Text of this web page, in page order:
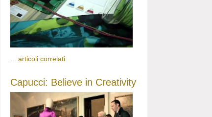
... articoli correlati
Capucci: Believe in Creativity